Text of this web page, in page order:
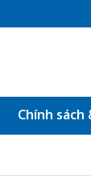
Chính sách